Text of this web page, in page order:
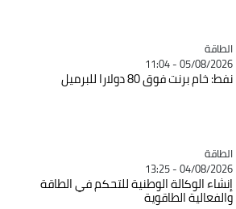
Catégorie
الطاقة
05/08/2026 - 11:04
نفط: خام برنت فوق 80 دولارا للبرميل
Catégorie
الطاقة
04/08/2026 - 13:25
إنشاء الوكالة الوطنية للتحكم في الطاقة
والفعالية الطاقوية